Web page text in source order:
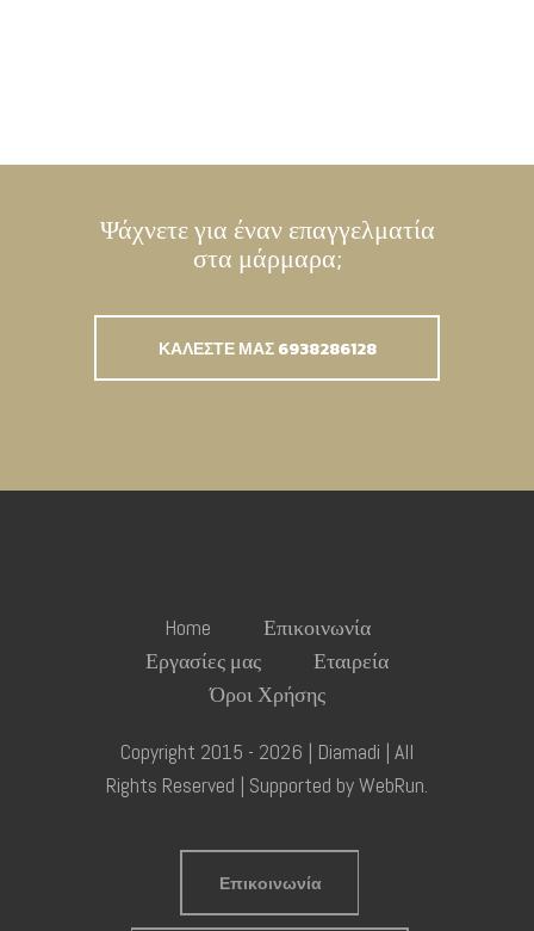
Ψάχνετε για έναν επαγγελματία
στα μάρμαρα;
ΚΑΛΕΣΤΕ ΜΑΣ 6938286128
Home
Επικοινωνία
Εργασίες μας
Εταιρεία
Όροι Χρήσης
Copyright 2015 - 2026 | Diamadi | All
Rights Reserved | Supported byWebRun.
Επικοινωνία